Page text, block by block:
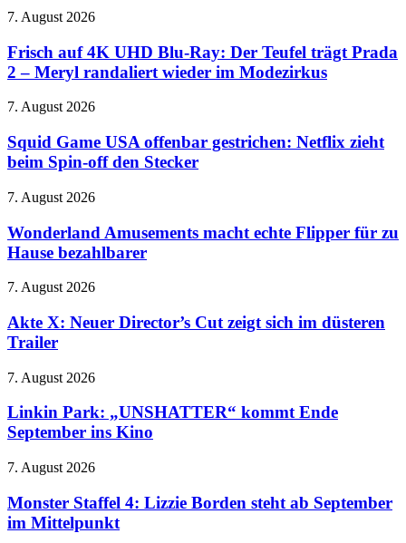
–
ordnet
Änderungen
Facebook
Instagram
an
Frisch
4K
UHD
Blu-
Der
trägt
Prada
–
randaliert
wieder
im
7. August 2026
Frisch auf 4K UHD Blu-Ray: Der Teufel trägt Prada
2 – Meryl randaliert wieder im Modezirkus
Squid
USA
offenbar
gestrichen:
zieht
Spin-
off
Stecker
7. August 2026
Squid Game USA offenbar gestrichen: Netflix zieht
beim Spin-off den Stecker
Wonderland
macht
echte
Flipper
zu
bezahlbarer
7. August 2026
Wonderland Amusements macht echte Flipper für zu
Hause bezahlbarer
Akte
Neuer
Director’s
Cut
sich
düsteren
Trailer
7. August 2026
Akte X: Neuer Director’s Cut zeigt sich im düsteren
Trailer
Linkin
„UNSHATTER“
kommt
Ende
ins
7. August 2026
Linkin Park: „UNSHATTER“ kommt Ende
September ins Kino
Monster
4:
Lizzie
Borden
7. August 2026
Monster Staffel 4: Lizzie Borden steht ab September
im Mittelpunkt